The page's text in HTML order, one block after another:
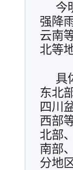
今
强降
云南
北等
具
东北
四川
西部
北部
南部
分地